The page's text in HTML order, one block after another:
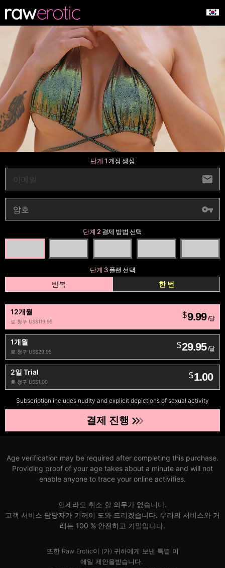
단계 1계정 생성
단계 2결제 방법 선택
단계 3플랜 선택
반복 한 번
12개월
로 청구 US$119.95
$9.99 /달
1개월
로 청구 US$29.95
$29.95 /달
2일 Trial
로 청구 US$1.00
$1.00
Subscription includes nudity and explicit depictions of sexual activity
결제 진행
Age verification may be required after completing this purchase.
Providing proof of your age takes about a minute and will not
enable anyone to trace your online activities.
언제라도 취소 할 의무가 없습니다.
고객 서비스 담당자가 기꺼이 도와 드리겠습니다. 우리의 서비스와 거
래는 100 % 안전하고 기밀입니다.
또한 Raw Erotic이 (가) 귀하에게 보낸 특별 이
메일 제안을받습니다.